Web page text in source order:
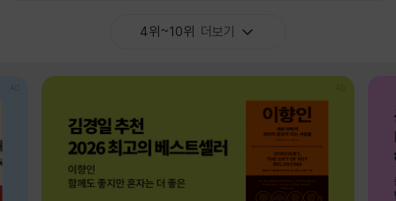
4위~10위 더보기